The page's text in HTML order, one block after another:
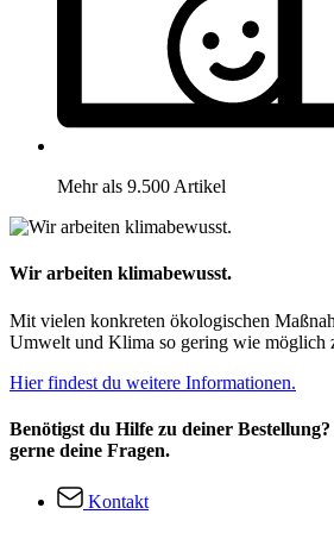
Mehr als 9.500 Artikel
Wir arbeiten klimabewusst.
Mit vielen konkreten ökologischen
Umwelt und Klima so gering wie möglich
Hier findest du weitere Informationen.
Benötigst du Hilfe zu deiner
gerne deine Fragen.
Kontakt